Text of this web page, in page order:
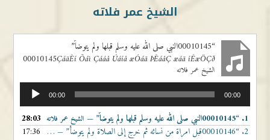
الشيخ عمر فلاته
“00010145النبي صلى الله عليه وسلم قبلها ولم يتوضاً”
00010145ÇáäÈí Õáì Çááå Úáíå æÓáã ÞÈáåÇ æáã íÊæÖÇð
الشيخ عمر فلاته
الصوت
00:00 00:00
1. “00010145النبي صلى الله عليه وسلم قبلها ولم يتوضاً” — الشيخ عمر فلاته 28:03
2. “00010146قبل امراة من نسائه ثم خرج إلى الصلاة ولم يتوضأ” — الشيخ عمر فلاته 17:36